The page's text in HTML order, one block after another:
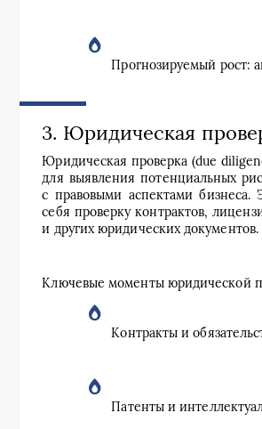
Прогнозируемый рост:
3. Юридическая
Юридическая проверка (due
для выявления потенциальных
с правовыми аспектами бизнеса.
себя проверку контрактов,
и других юридических документов.
Ключевые моменты юридической
Контракты и
Патенты и